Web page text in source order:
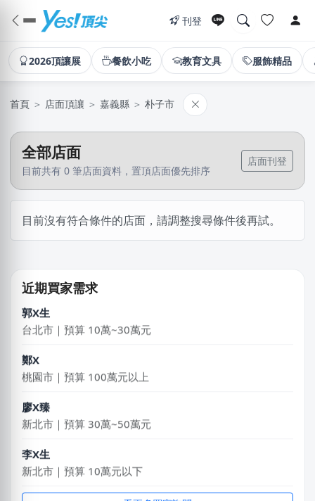
刊登
2026頂讓展 餐飲小吃 教育文具 服飾精品
首頁 ＞ 店面頂讓 ＞ 嘉義縣 ＞ 朴子市
全部店面
目前共有 0 筆店面資料，置頂店面優先排序
店面刊登
目前沒有符合條件的店面，請調整搜尋條件後再試。
近期買家需求
韓X勳
高雄市｜預算 30萬~50萬元
郭X生
台北市｜預算 10萬~30萬元
鄭X
桃園市｜預算 100萬元以上
廖X臻
新北市｜預算 30萬~50萬元
李X生
新北市｜預算 10萬元以下
姚X生